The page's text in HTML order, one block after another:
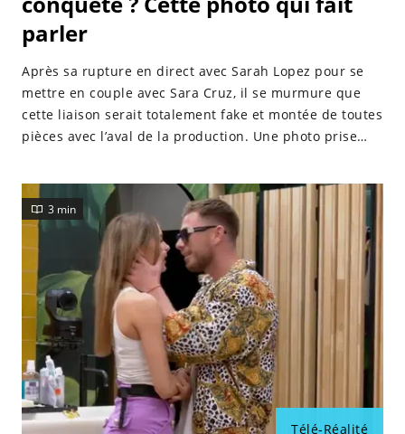
parler
Après sa rupture en direct avec Sarah Lopez pour se
mettre en couple avec Sara Cruz, il se murmure que
cette liaison serait totalement fake et montée de toutes
pièces avec l’aval de la production. Une photo prise
Découvrez-en plus dans cet article.
Télé-Réalité
3 min